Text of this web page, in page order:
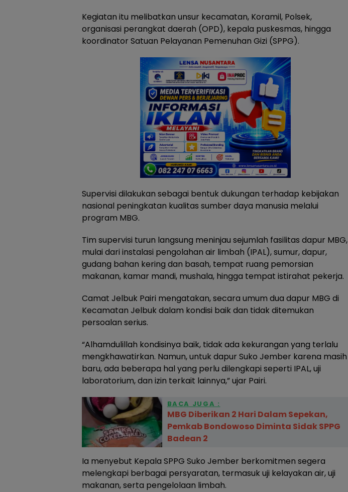
Kegiatan itu melibatkan unsur kecamatan, Koramil, Polsek,
organisasi perangkat daerah (OPD), kepala puskesmas, hingga
koordinator Satuan Pelayanan Pemenuhan Gizi (SPPG).
Supervisi dilakukan sebagai bentuk dukungan terhadap kebijakan
nasional peningkatan kualitas sumber daya manusia melalui
program MBG.
Tim supervisi turun langsung meninjau sejumlah fasilitas dapur MBG,
mulai dari instalasi pengolahan air limbah (IPAL), sumur, dapur,
gudang bahan kering dan basah, tempat ruang pemorsian
makanan, kamar mandi, mushala, hingga tempat istirahat pekerja.
Camat Jelbuk Pairi mengatakan, secara umum dua dapur MBG di
Kecamatan Jelbuk dalam kondisi baik dan tidak ditemukan
persoalan serius.
“Alhamdulillah kondisinya baik, tidak ada kekurangan yang terlalu
mengkhawatirkan. Namun, untuk dapur Suko Jember karena masih
baru, ada beberapa hal yang perlu dilengkapi seperti IPAL, uji
laboratorium, dan izin terkait lainnya,” ujar Pairi.
BACA JUGA :
MBG Diberikan 2 Hari Dalam Sepekan,
Pemkab Bondowoso Diminta Sidak SPPG
Badean 2
Ia menyebut Kepala SPPG Suko Jember berkomitmen segera
melengkapi berbagai persyaratan, termasuk uji kelayakan air, uji
makanan, serta pengelolaan limbah.